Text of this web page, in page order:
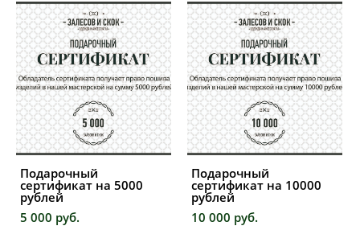
Подарочный
сертификат на 5000
рублей
5 000 pуб.
Подарочный
сертификат на 10000
рублей
10 000 pуб.